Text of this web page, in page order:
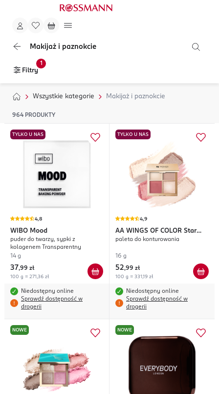
Makijaż i paznokcie
Filtry
1
Wszystkie kategorie Makijaż i paznokcie
964 PRODUKTY
TYLKO U NAS
4,8
WIBO Mood
puder do twarzy, sypki z
kolagenem Transparentny
14 g
37,99 zł
100 g = 271,36 zł
Niedostępny online
Sprawdź dostępność w
drogerii
TYLKO U NAS
4,9
AA WINGS OF COLOR Star
Secrets
paleta do konturowania
16 g
52,99 zł
100 g = 331,19 zł
Niedostępny online
Sprawdź dostępność w
drogerii
NOWE NOWE